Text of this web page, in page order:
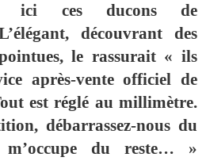
ici ces ducons de
découvrant des
le rassurait « ils
après-vente officiel de
est réglé au millimètre.
débarrassez-nous du
du reste… »